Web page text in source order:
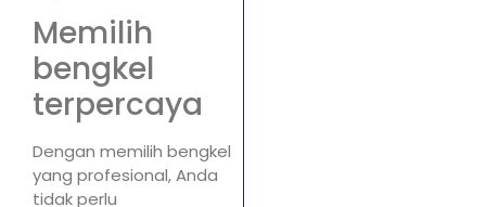
Memilih
bengkel
terpercaya
Dengan memilih bengkel
yang profesional, Anda
tidak perlu